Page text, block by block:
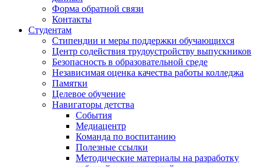
Форма обратной связи
Контакты
Студентам
Стипендии и меры поддержки обучающихся
Центр содействия трудоустройству выпускников
Безопасность в образовательной среде
Независимая оценка качества работы колледжа
Памятки
Целевое обучение
Навигаторы детства
События
Медиацентр
Команда по воспитанию
Полезные ссылки
Методические материалы на разработку